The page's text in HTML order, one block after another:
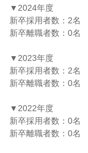
▼2024年度
新卒採用者数：2名
新卒離職者数：0名
▼2023年度
新卒採用者数：2名
新卒離職者数：0名
▼2022年度
新卒採用者数：0名
新卒離職者数：0名